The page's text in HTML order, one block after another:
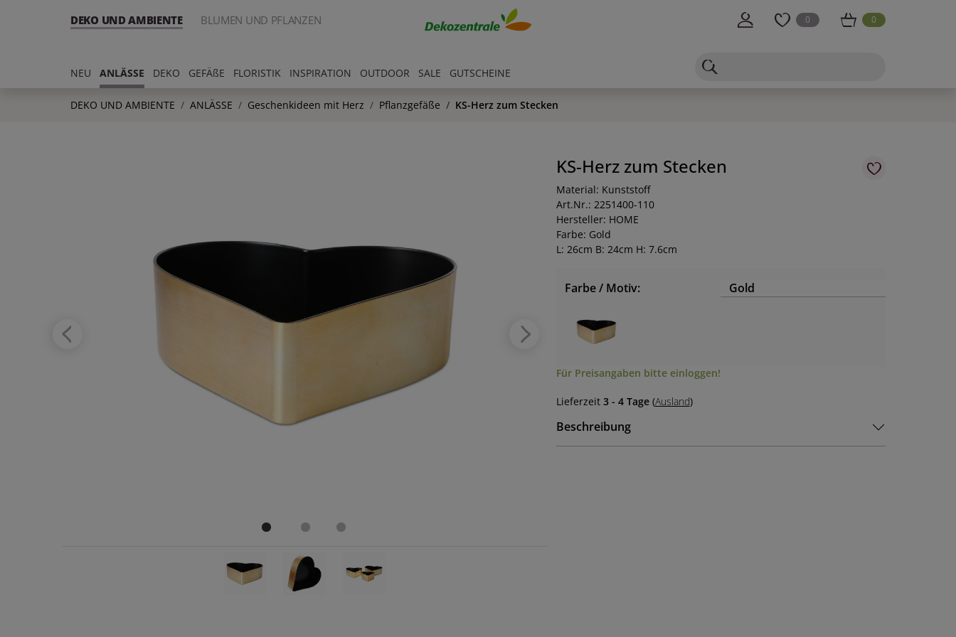
DEKO UND AMBIENTE BLUMEN UND PFLANZEN 0 0
NEU ANLÄSSE DEKO GEFÄßE FLORISTIK INSPIRATION OUTDOOR SALE GUTSCHEINE
DEKO UND AMBIENTE ANLÄSSE Geschenkideen mit Herz Pflanzgefäße KS-Herz zum Stecken
KS-Herz zum Stecken
Material: Kunststoff
Art.Nr.: 2251400-110
Hersteller: HOME
Farbe: Gold
L: 26cm B: 24cm H: 7.6cm
Farbe / Motiv: Gold
Für Preisangaben bitte einloggen!
Lieferzeit 3 - 4 Tage(Ausland)
Beschreibung